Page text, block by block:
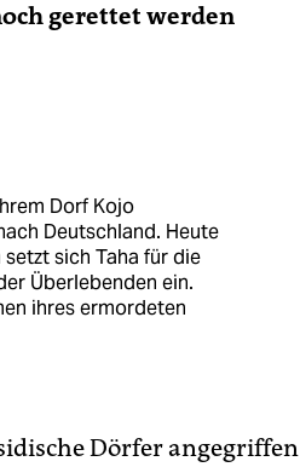
gerettet werden
Dorf Kojo
Deutschland. Heute
sich Taha für die
Überlebenden ein.
ihres ermordeten
Dörfer angegriffen